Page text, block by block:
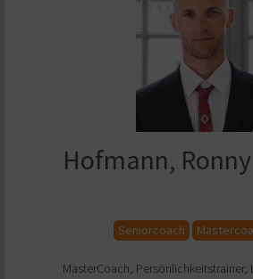
Hofmann, Ronny
Seniorcoach
MasterCoach, Persönlichkeitstrainer,